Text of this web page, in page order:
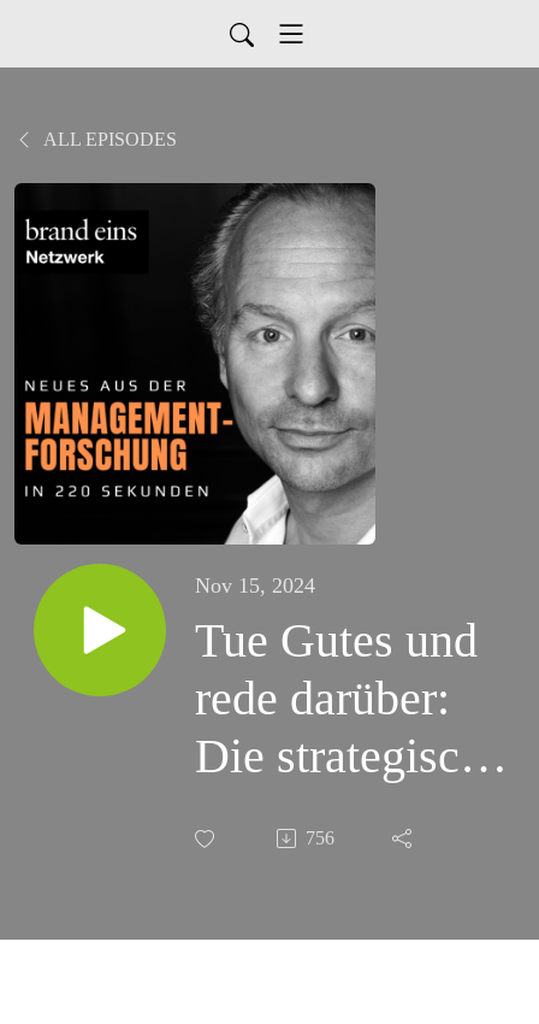
ALL EPISODES
Nov 15, 2024
Tue Gutes und
rede darüber:
Die strategische
ESG-
multinationaler
756